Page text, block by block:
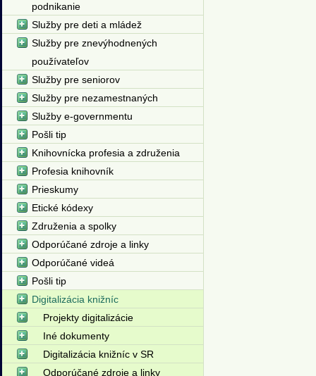
podnikanie
Služby pre deti a mládež
Služby pre znevýhodnených
používateľov
Služby pre seniorov
Služby pre nezamestnaných
Služby e-governmentu
Pošli tip
Knihovnícka profesia a združenia
Profesia knihovník
Prieskumy
Etické kódexy
Združenia a spolky
Odporúčané zdroje a linky
Odporúčané videá
Pošli tip
Digitalizácia knižníc
Projekty digitalizácie
Iné dokumenty
Digitalizácia knižníc v SR
Odporúčané zdroje a linky